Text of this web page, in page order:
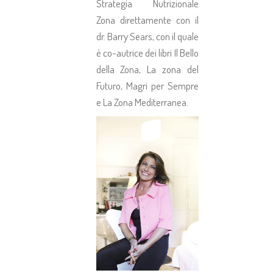
Strategia Nutrizionale
Zona direttamente con il
dr. Barry Sears, con il quale
è co-autrice dei libri Il Bello
della Zona, La zona del
Futuro, Magri per Sempre
e La Zona Mediterranea.